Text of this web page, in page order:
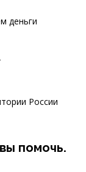
деньги
России
помочь.